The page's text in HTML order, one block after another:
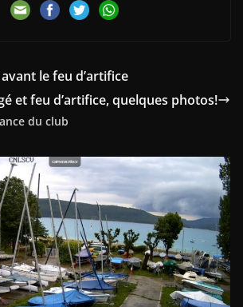
le feu d’artifice
et feu d’artifice, quelques photos!
du club